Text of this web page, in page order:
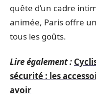
quête d’un cadre
animée, Paris offre
tous les goûts.
Lire également :
sécurité : les
avoir